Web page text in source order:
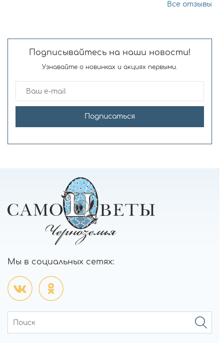
Все отзывы
Подписывайтесь на наши новости!
Узнавайте о новинках и акциях первыми.
Подписаться
Мы в социальных сетях: